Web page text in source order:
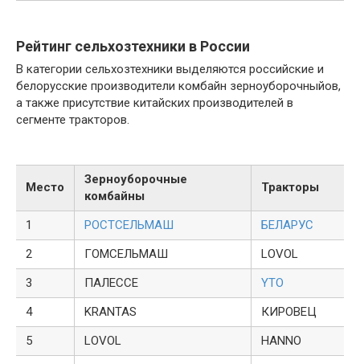
Рейтинг сельхозтехники в России
В категории сельхозтехники выделяются российские и
белорусские производители комбайн зерноуборочныйов,
а также присутствие китайских производителей в
сегменте тракторов.
Место
Зерноуборочные
комбайны
Тракторы
1 РОСТСЕЛЬМАШ
БЕЛАРУС
2
ГОМСЕЛЬМАШ
LOVOL
3
ПАЛЕССЕ
YTO
4
KRANTAS
КИРОВЕЦ
5
LOVOL
HANNO